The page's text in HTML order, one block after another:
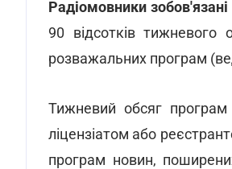
Радіомовники
90 відсотків тижневого
розважальних програм
Тижневий обсяг
ліцензіатом або
програм новин,